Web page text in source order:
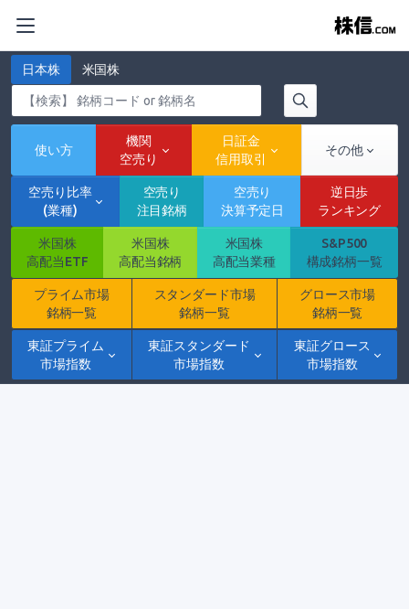
日本株 米国株
使い方
機関
空売り
日証金
信用取引
その他
空売り比率
(業種)
空売り
注目銘柄
空売り
決算予定日
逆日歩
ランキング
米国株
高配当ETF
米国株
高配当銘柄
米国株
高配当業種
S&P500
構成銘柄一覧
プライム市場
銘柄一覧
スタンダード市場
銘柄一覧
グロース市場
銘柄一覧
東証プライム
市場指数
東証スタンダード
市場指数
東証グロース
市場指数